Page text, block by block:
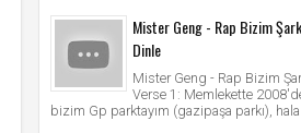
Mister Geng - Rap Bizim
Dinle
Mister Geng - Rap Bizim
Verse 1: Memlekette
bizim Gp parktayım (gazipaşa parkı), hala